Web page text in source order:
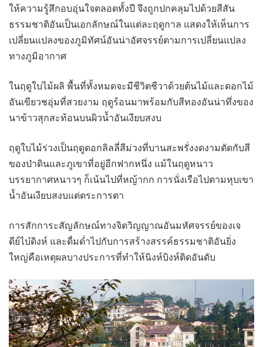
ให้ความรู้สึกอบอุ่นใจตลอดทั้งปี จึงถูกปกคลุมไปด้วยสีสัน
ธรรมชาติอันเป็นเอกลักษณ์ในแต่ละฤดูกาล แสดงให้เห็นการ
เปลี่ยนแปลงของภูมิทัศน์อันน่าอัศจรรย์ตามการเปลี่ยนแปลง
ทางภูมิอากาศ
ในฤดูใบไม้ผลิ พื้นที่ทั้งหมดจะมีชีวิตชีวาด้วยต้นไม้และดอกไม้
อันเขียวชอุ่มที่สวยงาม ฤดูร้อนมาพร้อมกับสีทองอันน่าทึ่งของ
นาข้าวสุกสะท้อนบนผิวน้ำอันเงียบสงบ
ฤดูใบไม้ร่วงเป็นฤดูดอกลิลลี่สีม่วงที่บานสะพรั่งงดงามตัดกับสี
ของป่าดินและภูเขาที่อยู่อีกฟากหนึ่ง แม้ในฤดูหนาว
บรรยากาศหนาวๆ ก็เน้นไปที่หญ้ากก การนั่งเรือไปตามหุบเขา
น้ำอันเงียบสงบแต่ตระการตา
การสักการะสัญลักษณ์ทางจิตวิญญาณอันมหัศจรรย์ของเจ
ดีย์ไบ๋ดิงห์ และดื่มด่ำไปกับการสร้างสรรค์ธรรมชาติอันยิ่ง
ใหญ่คือเหตุผลบางประการที่ทำให้นิงห์บิงห์ติดอันดับ